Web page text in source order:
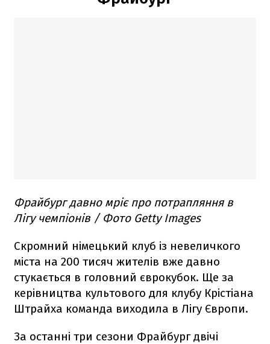
Фрайбург давно мріє про потрапляння в
Лігу чемпіонів / Фото Getty Images
Скромний німецький клуб із невеличкого
міста на 200 тисяч жителів вже давно
стукається в головний єврокубок. Ще за
керівництва культового для клубу Крістіана
Штрайха команда виходила в Лігу Європи.
За останні три сезони Фрайбург двічі